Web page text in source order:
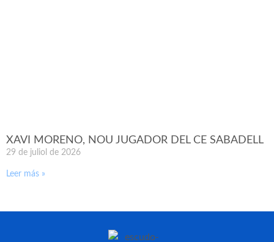
XAVI MORENO, NOU JUGADOR DEL CE SABADELL
29 de juliol de 2026
Leer más »